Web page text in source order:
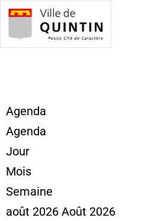
Agenda
Agenda
Jour
Mois
Semaine
août 2026 Août 2026